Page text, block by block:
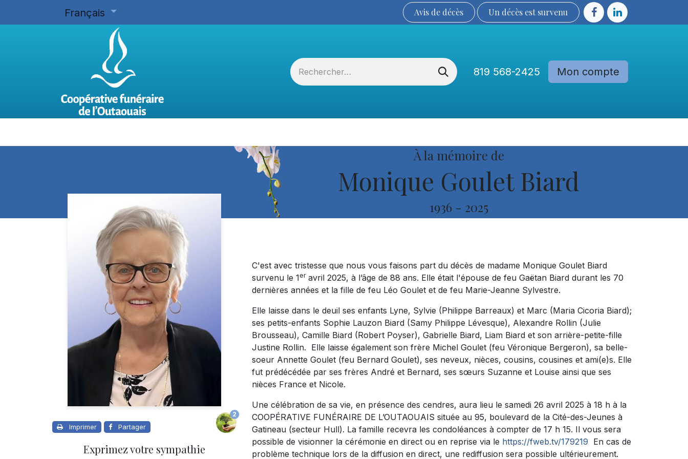
Français Avis de décès Un décès est sur​​​​​​​​ve​nu​​​​​​​​​​
819 568-2425 Mon compte
À la mémoire de
Monique Goulet Biard
1936 - 2025
Imprimer Partager
2
Exprimez votre sympathie
C'est avec tristesse que nous vous faisons part du décès de madame Monique Goulet Biard
survenu le 1eravril 2025, à l’âge de 88 ans. Elle était l'épouse de feu Gaëtan Biard durant les 70
dernières années et la fille de feu Léo Goulet et de feu Marie-Jeanne Sylvestre.
Elle laisse dans le deuil ses enfants Lyne, Sylvie (Philippe Barreaux) et Marc (Maria Cicoria Biard);
ses petits-enfants Sophie Lauzon Biard (Samy Philippe Lévesque), Alexandre Rollin (Julie
Brousseau), Camille Biard (Robert Poyser), Gabrielle Biard, Liam Biard et son arrière-petite-fille
Justine Rollin. Elle laisse également son frère Michel Goulet (feu Véronique Bergeron), sa belle-
soeur Annette Goulet (feu Bernard Goulet), ses neveux, nièces, cousins, cousines et ami(e)s. Elle
fut prédécédée par ses frères André et Bernard, ses sœurs Suzanne et Louise ainsi que ses
nièces France et Nicole.
Une célébration de sa vie, en présence des cendres, aura lieu le samedi 26 avril 2025 à 18 h à la
COOPÉRATIVE FUNÉRAIRE DE L’OUTAOUAIS située au 95, boulevard de la Cité-des-Jeunes à
Gatineau (secteur Hull). La famille recevra les condoléances à compter de 17 h 15. Il vous sera
possible de visionner la cérémonie en direct ou en reprise via le https://fweb.tv/179219 En cas de
problème technique lors de la diffusion en direct, une rediffusion sera possible ultérieurement.